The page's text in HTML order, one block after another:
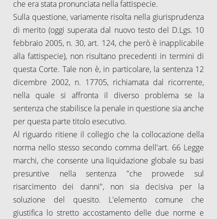
che era stata pronunciata nella fattispecie.
Sulla questione, variamente risolta nella giurisprudenza
di merito (oggi superata dal nuovo testo del D.Lgs. 10
febbraio 2005, n. 30, art. 124, che però è inapplicabile
alla fattispecie), non risultano precedenti in termini di
questa Corte. Tale non è, in particolare, la sentenza 12
dicembre 2002, n. 17705, richiamata dal ricorrente,
nella quale si affronta il diverso problema se la
sentenza che stabilisce la penale in questione sia anche
per questa parte titolo esecutivo.
Al riguardo ritiene il collegio che la collocazione della
norma nello stesso secondo comma dell'art. 66 Legge
marchi, che consente una liquidazione globale su basi
presuntive nella sentenza "che provvede sul
risarcimento dei danni", non sia decisiva per la
soluzione del quesito. L'elemento comune che
giustifica lo stretto accostamento delle due norme e